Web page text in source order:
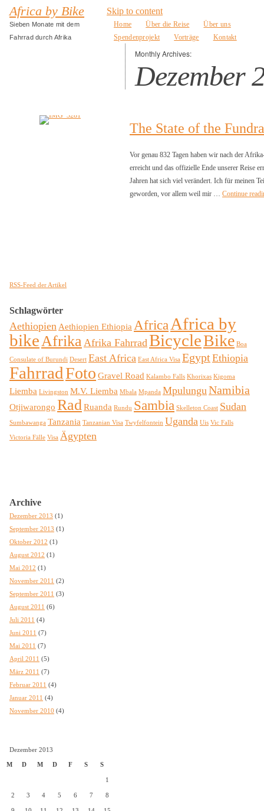
Africa by Bike
Sieben Monate mit dem
Fahrrad durch Afrika
Skip to content
Home Über die Reise
Über uns
Spendenprojekt
Vorträge Kontakt
Monthly Archives:
Dezember
The State of the
Vor genau 832 Tagen haben wir nach der
erreicht und das offizielle Ende unserer Reise
Jahren hat sich viel verändert. Ich für meinen
geworden, vor allem weil mir … Continue
RSS-Feed der Artikel
Schlagwörter
Aethiopien Aethiopien Ethiopia Africa Africa by
bikeAfrika Afrika FahrradBicycleBike Boa
Consulate of Burundi Desert East Africa East Africa Visa Egypt Ethiopia
FahrradFoto Gravel Road Kalambo Falls Khorixas Kigoma
Liemba Livingston M.V. Liemba Mbala Mpanda MpulunguNamibia
Otjiwarongo RadRuanda Rundu Sambia Skelleton Coast Sudan
Sumbawanga Tanzania Tanzanian Visa Twyfelfontein Uganda Uis Vic Falls
Victoria Fälle Visa Ägypten
Archive
Dezember 2013 (1)
September 2013 (1)
Oktober 2012 (1)
August 2012 (1)
Mai 2012 (1)
November 2011 (2)
September 2011 (3)
August 2011 (6)
Juli 2011 (4)
Juni 2011 (7)
Mai 2011 (7)
April 2011 (5)
März 2011 (7)
Februar 2011 (4)
Januar 2011 (4)
November 2010 (4)
Dezember 2013
M D M D F S S
1
2 3 4 5 6 7 8